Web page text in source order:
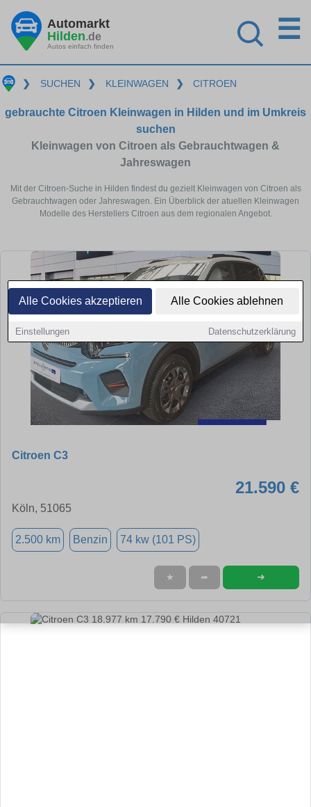
Alle Cookies akzeptieren Alle Cookies ablehnen
Einstellungen Datenschutzerklärung
Automarkt
Hilden.de
Autos einfach finden
☰
❯ SUCHEN ❯ KLEINWAGEN ❯ CITROEN
gebrauchte Citroen Kleinwagen in Hilden und im Umkreis
suchen
Kleinwagen von Citroen als Gebrauchtwagen &
Jahreswagen
Mit der Citroen-Suche in Hilden findest du gezielt Kleinwagen von Citroen als
Gebrauchtwagen oder Jahreswagen. Ein Überblick der atuellen Kleinwagen
Modelle des Herstellers Citroen aus dem regionalen Angebot.
Citroen C3
21.590 €
Köln, 51065
2.500 km Benzin 74 kw (101 PS)
★ ➦ ➜